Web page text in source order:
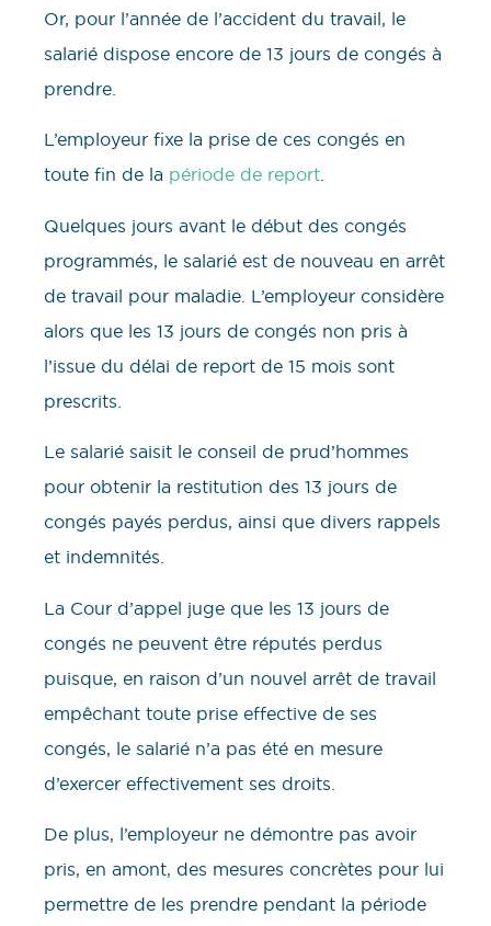
Or, pour l’année de l’accident du travail, le
salarié dispose encore de 13 jours de congés à
prendre.
L’employeur fixe la prise de ces congés en
toute fin de la période de report.
Quelques jours avant le début des congés
programmés, le salarié est de nouveau en arrêt
de travail pour maladie. L’employeur considère
alors que les 13 jours de congés non pris à
l’issue du délai de report de 15 mois sont
prescrits.
Le salarié saisit le conseil de prud’hommes
pour obtenir la restitution des 13 jours de
congés payés perdus, ainsi que divers rappels
et indemnités.
La Cour d’appel juge que les 13 jours de
congés ne peuvent être réputés perdus
puisque, en raison d’un nouvel arrêt de travail
empêchant toute prise effective de ses
congés, le salarié n’a pas été en mesure
d’exercer effectivement ses droits.
De plus, l’employeur ne démontre pas avoir
pris, en amont, des mesures concrètes pour lui
permettre de les prendre pendant la période